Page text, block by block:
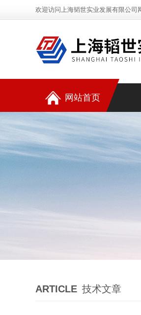
欢迎访问上海韬世实业发展有限公司
网站首页
ARTICLE 技术文章